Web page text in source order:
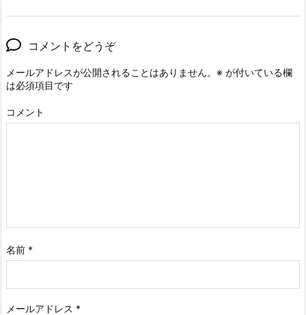
コメントをどうぞ
メールアドレスが公開されることはありません。 ※ が付いている欄
は必須項目です
コメント
名前 *
メールアドレス *